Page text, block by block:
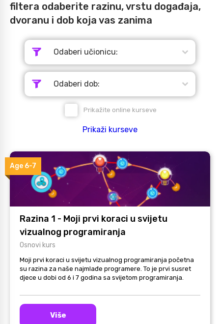
filtera odaberite razinu, vrstu događaja,
dvoranu i dob koja vas zanima
Odaberi učionicu:
Odaberi dob:
Prikažite online kurseve
Prikaži kurseve
Age 6-7
Razina 1 - Moji prvi koraci u svijetu
vizualnog programiranja
Osnovi kurs
Moji prvi koraci u svijetu vizualnog programiranja početna
su razina za naše najmlađe programere. To je prvi susret
djece u dobi od 6 i 7 godina sa svijetom programiranja.
Više